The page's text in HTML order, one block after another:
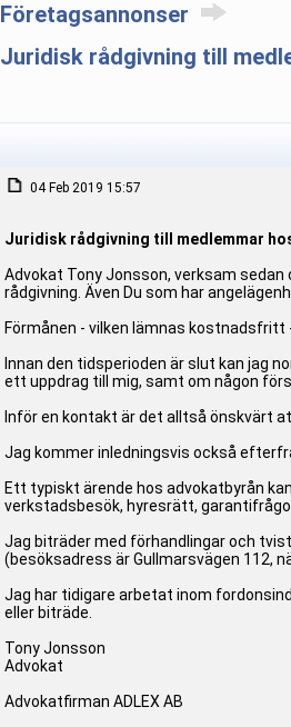
Företagsannonser
Juridisk rådgivning till
04 Feb 2019 15:57
Juridisk rådgivning till medlemmar
Advokat Tony Jonsson, verksam
rådgivning. Även Du som har
Förmånen - vilken lämnas
Innan den tidsperioden är slut kan jag
ett uppdrag till mig, samt om någon
Inför en kontakt är det alltså önskvärt
Jag kommer inledningsvis också
Ett typiskt ärende hos advokatbyrån
verkstadsbesök, hyresrätt,
Jag biträder med förhandlingar och
(besöksadress är Gullmarsvägen 112,
Jag har tidigare arbetat inom
eller biträde.
Tony Jonsson
Advokat
Advokatfirman ADLEX AB